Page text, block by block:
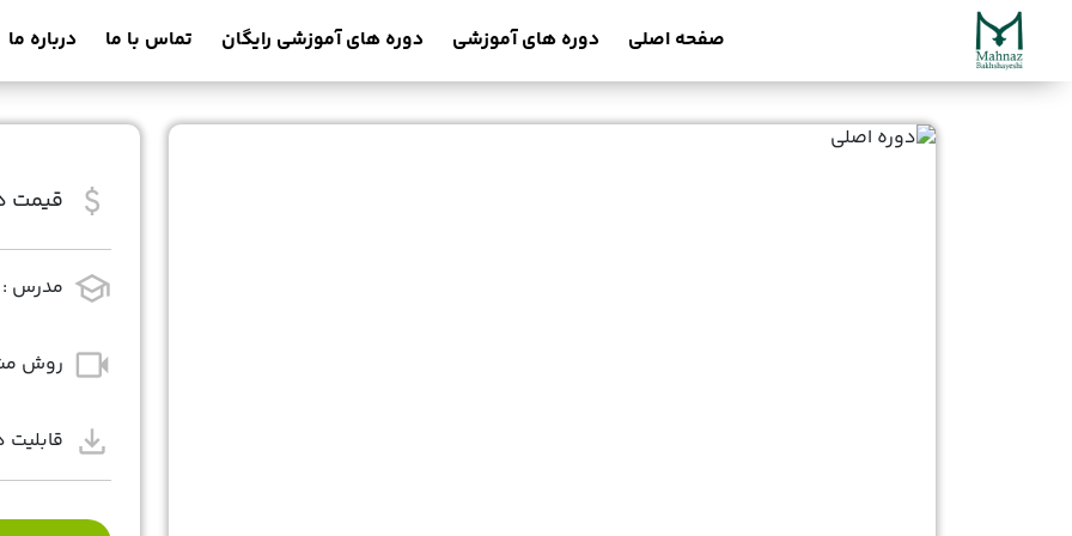
صفحه اصلی دوره های آموزشی دوره های آموزشی رایگان تماس با ما درباره ما
attach_money قیمت
school مدرس :
videocam روش
download قابلیت